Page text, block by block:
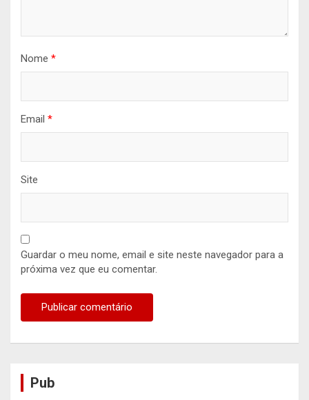
Nome *
Email *
Site
Guardar o meu nome, email e site neste navegador para a
próxima vez que eu comentar.
Pub